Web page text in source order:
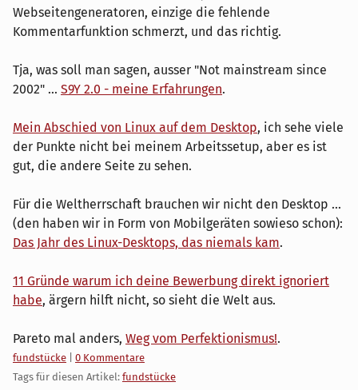
Webseitengeneratoren, einzige die fehlende
Kommentarfunktion schmerzt, und das richtig.
Tja, was soll man sagen, ausser "Not mainstream since
2002" ... S9Y 2.0 - meine Erfahrungen.
Mein Abschied von Linux auf dem Desktop, ich sehe viele
der Punkte nicht bei meinem Arbeitssetup, aber es ist
gut, die andere Seite zu sehen.
Für die Weltherrschaft brauchen wir nicht den Desktop ...
(den haben wir in Form von Mobilgeräten sowieso schon):
Das Jahr des Linux-Desktops, das niemals kam.
11 Gründe warum ich deine Bewerbung direkt ignoriert
habe, ärgern hilft nicht, so sieht die Welt aus.
Pareto mal anders, Weg vom Perfektionismus!.
Kategorien:
fundstücke
0 Kommentare
Tags für diesen Artikel: fundstücke